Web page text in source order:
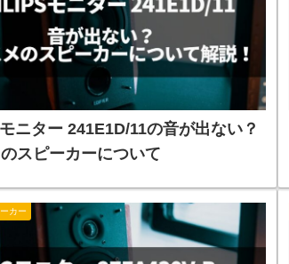
ニター 241E1D/11の音が出ない？
スピーカーについて
カー